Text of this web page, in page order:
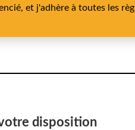
et j'adhère à toutes les
disposition